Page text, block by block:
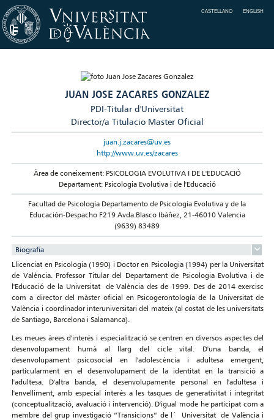
CASTELLANO ENGLISH
JUAN JOSE ZACARES GONZALEZ
PDI-Titular d'Universitat
Director/a Titulacio Master Oficial
juan.j.zacares@uv.es
http://www.uv.es/zacares
Àrea de coneixement: PSICOLOGIA EVOLUTIVA I DE L'EDUCACIÓ
Departament: Psicologia Evolutiva i de l'Educació
Facultad de Psicología Departamento de Psicología Evolutiva y de la
Educación-Despacho F219 Avda.Blasco Ibáñez, 21-46010 Valencia
(9639) 83489
Biografia
Llicenciat en Psicologia (1990) i Doctor en Psicologia (1994) per la Universitat
de València. Professor Titular del Departament de Psicologia Evolutiva i de
l'Educació de la Universitat de València des de 1999. Des de 2014 exercisc
com a director del màster oficial en Psicogerontología de la Universitat de
València i coordinador interuniversitari del mateix (al costat de les universitats
de Santiago, Barcelona i Salamanca).
Les meues àrees d'interés i especialització se centren en diversos aspectes del
desenvolupament humà al llarg del cicle vital. D'una banda, el
desenvolupament psicosocial en l'adolescència i adultesa emergent,
particularment en el desenvolupament de la identitat en la transició a
l'adultesa. D'altra banda, el desenvolupamente personal en l'adultesa i
l'envelliment, amb especial interés a les tasques de generativitat i integritat
(conceptualització, avaluació i intervenció). D'igual mode he participat com a
membre del grup investigació “Transicions” de l´ Universitat de València i